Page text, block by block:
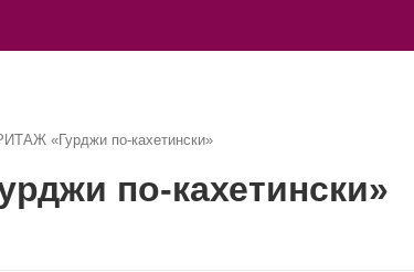
«Гурджи по-кахетински»
по-кахетински»